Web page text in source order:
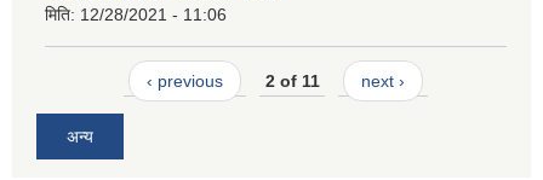
मिति: 12/28/2021 - 11:06
‹ previous 2 of 11 next ›
अन्य